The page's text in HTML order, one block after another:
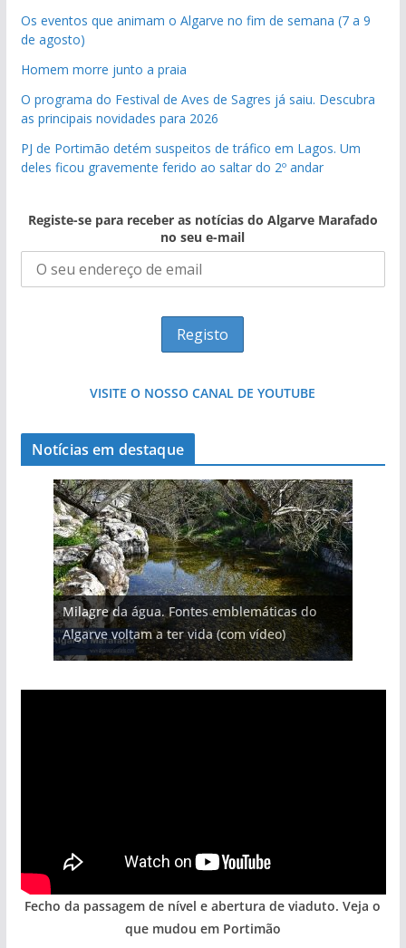
Os eventos que animam o Algarve no fim de semana (7 a 9
de agosto)
Homem morre junto a praia
O programa do Festival de Aves de Sagres já saiu. Descubra
as principais novidades para 2026
PJ de Portimão detém suspeitos de tráfico em Lagos. Um
deles ficou gravemente ferido ao saltar do 2º andar
Registe-se para receber as notícias do Algarve Marafado
no seu e-mail
VISITE O NOSSO CANAL DE YOUTUBE
Notícias em destaque
Milagre da água. Fontes emblemáticas do
Algarve voltam a ter vida (com vídeo)
Tapas do mar a 3 euros cada. Nova rota
gastronómica nasce no Algarve
Tempestades roubam areia de praias e põem
arribas em risco no Algarve (com vídeo)
Foto do dia: uma cidade algarvia que cresceu
entre redes e fábricas
Projeto milionário: investimento de 108
milhões de euros na construção de dois
hotéis (com vídeo)
Fecho da passagem de nível e abertura de viaduto. Veja o
que mudou em Portimão